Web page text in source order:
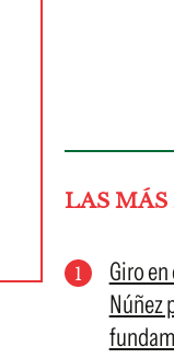
LAS MÁS
Giro
Núñez